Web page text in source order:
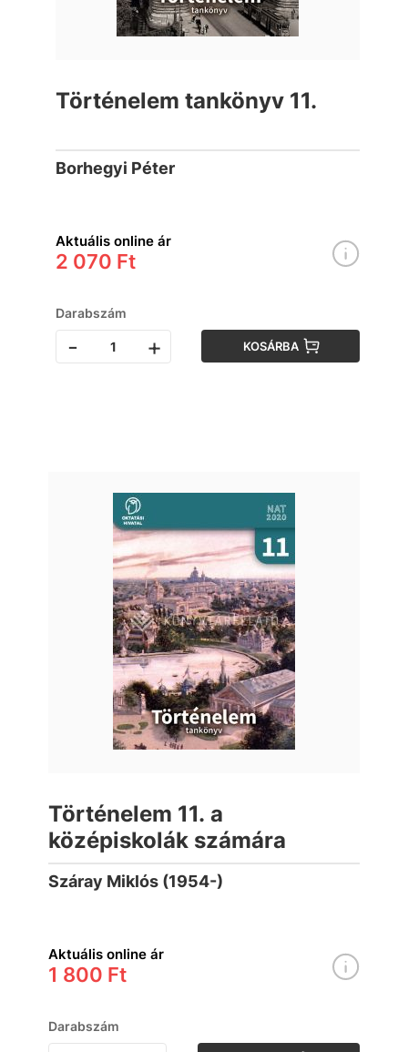
Történelem tankönyv 11.
Borhegyi Péter
Aktuális online ár
2 070 Ft
Darabszám
- + KOSÁRBA
Történelem 11. a
középiskolák számára
Száray Miklós (1954-)
Aktuális online ár
1 800 Ft
Darabszám